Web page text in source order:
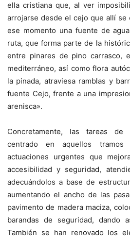
ella cristiana que, al ver
arrojarse desde el cejo que allí se
ese momento una fuente de
ruta, que forma parte de la
entre pinares de pino carrasco,
mediterráneo, así como flora
la pinada, atraviesa ramblas y
fuente Cejo, frente a una
arenisca».
Concretamente, las tareas de
centrado en aquellos tramos
actuaciones urgentes que
accesibilidad y seguridad,
adecuándolos a base de
aumentando el ancho de las
pavimento de madera maciza,
barandas de seguridad, dando
También se han renovado los